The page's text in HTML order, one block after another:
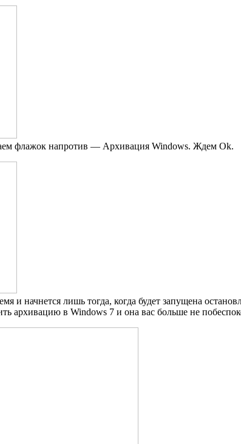
флажок напротив — Архивация Windows. Ждем Ok.
и начнется лишь тогда, когда будет запущена
архивацию в Windows 7 и она вас больше не